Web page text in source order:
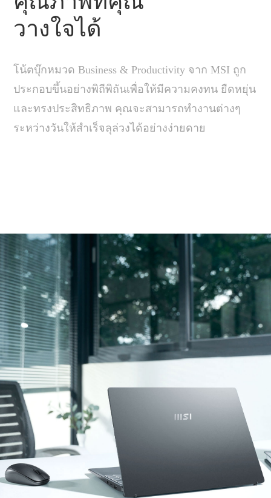
วางใจได้
โน้ตบุ๊กหมวด Business & Productivity จาก MSI ถูก
ประกอบขึ้นอย่างพิถีพิถันเพื่อให้มีความคงทน ยืดหยุ่น
และทรงประสิทธิภาพ คุณจะสามารถทำงานต่างๆ
ระหว่างวันให้สำเร็จลุล่วงได้อย่างง่ายดาย